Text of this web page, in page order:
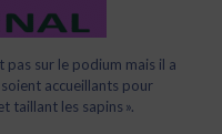
pas sur le podium mais il a
accueillants pour
taillant les sapins ».